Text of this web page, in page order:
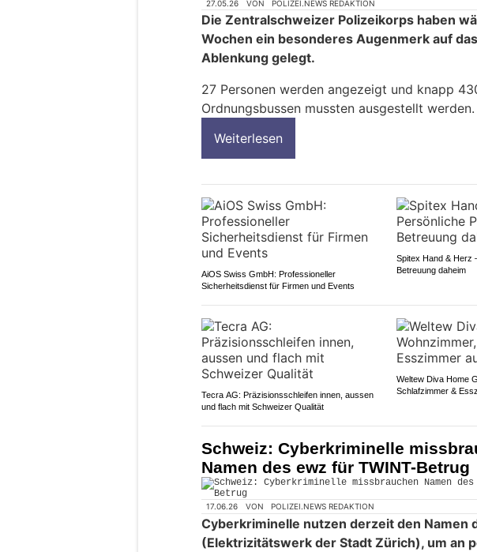
27.05.26 VON POLIZEI.NEWS REDAKTION
Die Zentralschweizer Polizeikorps haben
Wochen ein besonderes Augenmerk auf
Ablenkung gelegt.
27 Personen werden angezeigt und knapp
Ordnungsbussen mussten ausgestellt werden.
Weiterlesen
AiOS Swiss GmbH: Professioneller
Sicherheitsdienst für Firmen und Events
Spitex Hand & Herz
Betreuung daheim
Tecra AG: Präzisionsschleifen innen, aussen
und flach mit Schweizer Qualität
Weltew Diva Home
Schlafzimmer &
Schweiz: Cyberkriminelle
Namen des ewz für TWINT-Betrug
17.06.26 VON POLIZEI.NEWS REDAKTION
Cyberkriminelle nutzen derzeit den Namen
(Elektrizitätswerk der Stadt Zürich), um an